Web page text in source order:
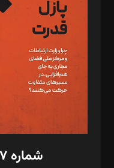
مصطفی مسجدی آرانی،
رستمی،مصطفی باستان
ویرایش: نگار استاد‌‌آقا
طراح یونیفرم: مجید توکلی
فیلمبرداری و عکاسی: امیر
گرافیک و صفحه‌آرایی:
مد‌یر توسعه تجاری: کامبیز برید‌
امور مالی: شاپور رهبری، محمد‌
شماره ۱۴۷ - مرداد ۱۴۰۵